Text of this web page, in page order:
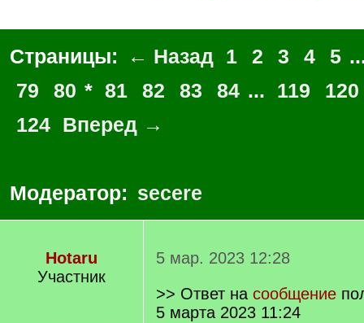
Страницы: ← Назад 1 2 3 4 5
79
80 * 81 82 83 84 ... 119
120
124 Вперед →
Модератор: secere
Hotaru
Участник
5 мар. 2023 12:28
>> Ответ на сообщение
5 марта 2023 11:24